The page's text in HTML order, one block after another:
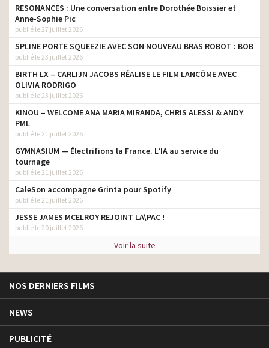
RESONANCES : Une conversation entre Dorothée Boissier et
Anne-Sophie Pic
publié le 27 juillet 2026
SPLINE PORTE SQUEEZIE AVEC SON NOUVEAU BRAS ROBOT : BOB
publié le 23 juillet 2026
BIRTH LX – CARLIJN JACOBS RÉALISE LE FILM LANCÔME AVEC
OLIVIA RODRIGO
publié le 23 juillet 2026
KINOU – WELCOME ANA MARIA MIRANDA, CHRIS ALESSI & ANDY
PML
publié le 21 juillet 2026
GYMNASIUM — Électrifions la France. L’IA au service du
tournage
publié le 21 juillet 2026
CaleSon accompagne Grinta pour Spotify
publié le 21 juillet 2026
JESSE JAMES MCELROY REJOINT LA\PAC !
publié le 20 juillet 2026
Voir la suite
NOS DERNIERS FILMS
NEWS
PUBLICITÉ